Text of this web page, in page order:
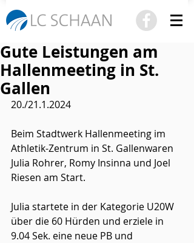
Gute Leistungen am
Hallenmeeting in St.
Gallen
20./21.1.2024
Beim Stadtwerk Hallenmeeting im
Athletik-Zentrum in St. Gallenwaren
Julia Rohrer, Romy Insinna und Joel
Riesen am Start.
Julia startete in der Kategorie U20W
über die 60 Hürden und erziele in
9.04 Sek. eine neue PB und